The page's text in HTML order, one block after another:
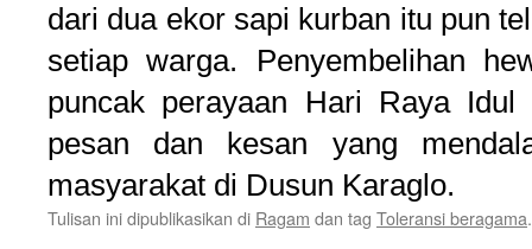
dari dua ekor sapi kurban itu pun
setiap warga. Penyembelihan
puncak perayaan Hari Raya Idul
pesan dan kesan yang
masyarakat di Dusun Karaglo.
Tulisan ini dipublikasikan di Ragam dan tag Toleransi beragama